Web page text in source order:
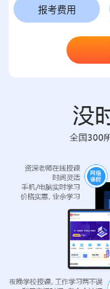
报考费用